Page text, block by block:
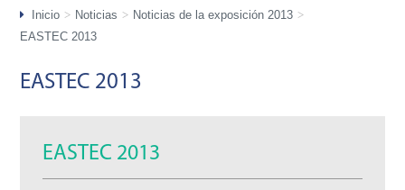
Inicio Noticias
Noticias de la exposición 2013
EASTEC 2013
EASTEC 2013
EASTEC 2013